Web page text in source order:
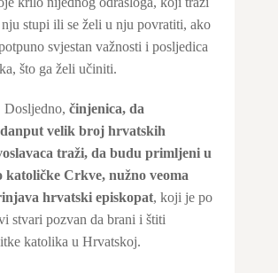
nju stupi ili se želi u nju povratiti, ako
svjestan važnosti i posljedica
što ga želi učiniti.
Dosljedno,činjenica, da
velik broj hrvatskih
traži, da budu primljeni u
katoličke Crkve, nužno veoma
hrvatski episkopat, koji je po
stvari pozvan da brani i štiti
katolika u Hrvatskoj.